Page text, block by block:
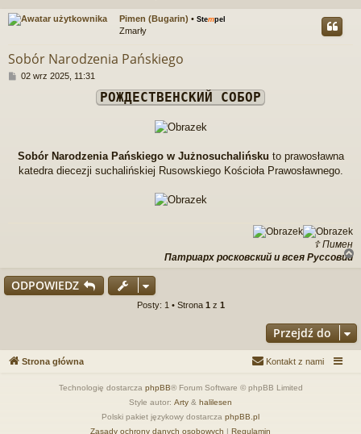
Pimen (Bugarin) • Stempel
Zmarły
Sobór Narodzenia Pańskiego
P02 wrz 2025, 11:31
РОЖДЕСТВЕНСКИЙ СОБОР
Sobór Narodzenia Pańskiego w Jużnosuchalińsku to prawosławna
katedra diecezji suchalińskiej Rusowskiego Kościoła Prawosławnego.
☦ Пимен
Патриарх росковский и всея Руссовии
ODPOWIEDZ
Posty: 1 • Strona 1 z 1
Przejdź do
Strona główna Kontakt z nami
Technologię dostarcza phpBB® Forum Software © phpBB Limited
Style autor: Arty & halilesen
Polski pakiet językowy dostarcza phpBB.pl
Zasady ochrony danych osobowych | Regulamin